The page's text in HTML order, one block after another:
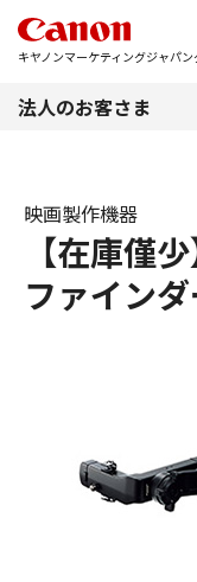
キヤノンマーケティングジャパン
法人のお客さま
【在庫僅
ファイン
映画製作機器